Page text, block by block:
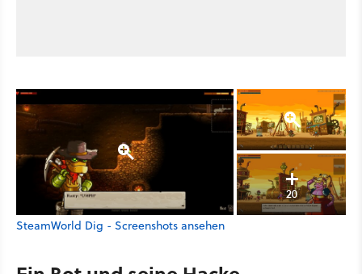
20
SteamWorld Dig - Screenshots ansehen